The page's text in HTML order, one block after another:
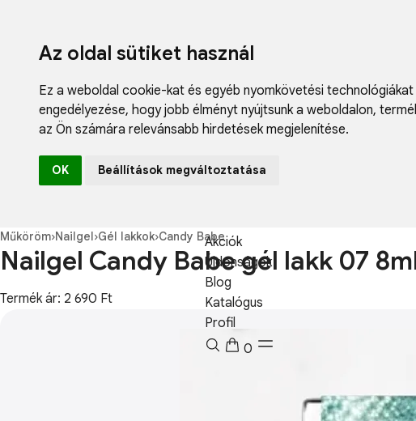
Az oldal sütiket használ
Ez a weboldal cookie-kat és egyéb nyomkövetési
engedélyezése, hogy jobb élményt nyújtsunk a weboldalon,
az Ön számára relevánsabb hirdetések megjelenítése.
OK Beállítások megváltoztatása
Fodrászcikk
Akciók
Újdonságok
Blog
Katalógus
Profil
0
Műköröm›Nailgel›Gél lakkok›Candy Babe
Nailgel Candy Babe gél lakk 07
Termék ár: 2 690 Ft